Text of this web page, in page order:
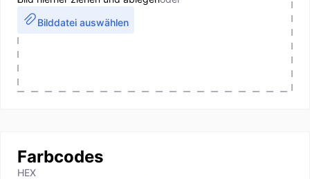
Bilddatei auswählen
Farbcodes
HEX